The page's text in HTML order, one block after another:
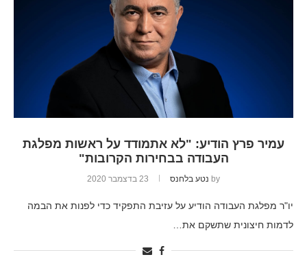
עמיר פרץ הודיע: "לא אתמודד על ראשות מפלגת
העבודה בבחירות הקרובות"
by נטע בלחנס 23 בדצמבר 2020
יו"ר מפלגת העבודה הודיע על עזיבת התפקיד כדי לפנות את הבמה
לדמות חיצונית שתשקם את…